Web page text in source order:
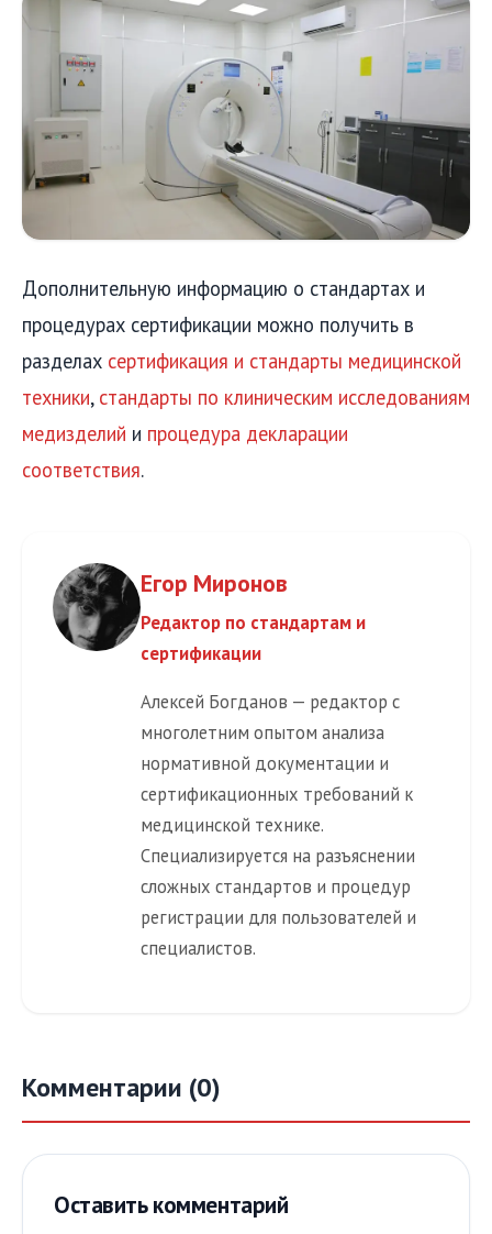
Дополнительную информацию о стандартах и
процедурах сертификации можно получить в
разделах сертификация и стандарты медицинской
техники, стандарты по клиническим исследованиям
медизделий и процедура декларации
соответствия.
Егор Миронов
Редактор по стандартам и
сертификации
Алексей Богданов — редактор с
многолетним опытом анализа
нормативной документации и
сертификационных требований к
медицинской технике.
Специализируется на разъяснении
сложных стандартов и процедур
регистрации для пользователей и
специалистов.
Комментарии (0)
Оставить комментарий